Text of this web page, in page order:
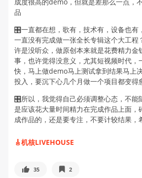
成度很高的demo，但就是差那么一点，
品
🎛️一直都在想，歌有，技术有，设备也有
一直没有完成做一张全长专辑这个大工程
许是没听众，做原创本来就是花费精力金
事，也许觉得没意义，尤其短视频时代，
快，马上做demo马上测试拿到结果马上
投入，要沉下心几个月做一个项目都变得
🎛️所以，我觉得自己必须调整心态，不能
是应该花大量时间精力在完成作品上面，
成作品的，还是要专注，不要计较结果，
🎸机核LIVEHOUSE
35 2